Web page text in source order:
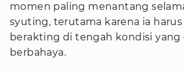
momen paling menantang
syuting, terutama karena ia
berakting di tengah kondisi yang
berbahaya.